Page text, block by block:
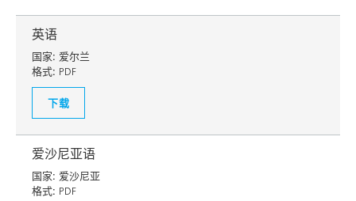
英语
国家: 爱尔兰
格式: PDF
下载
爱沙尼亚语
国家: 爱沙尼亚
格式: PDF